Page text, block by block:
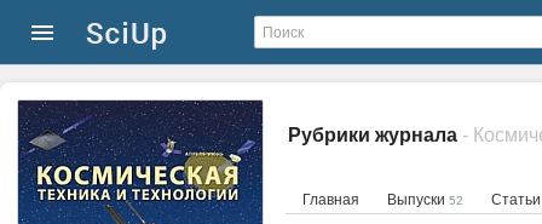
Рубрики журнала -
Главная Выпуски 52